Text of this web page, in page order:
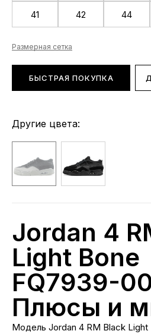
41 42 44
Размерная сетка
БЫСТРАЯ ПОКУПКА
Другие цвета:
Jordan 4
Light Bone
FQ7939-
Плюсы и
Модель Jordan 4 RM Black Light